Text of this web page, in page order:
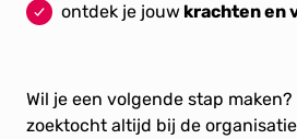
ontdek je jouw krachten en
Wil je een volgende stap
zoektocht altijd bij de